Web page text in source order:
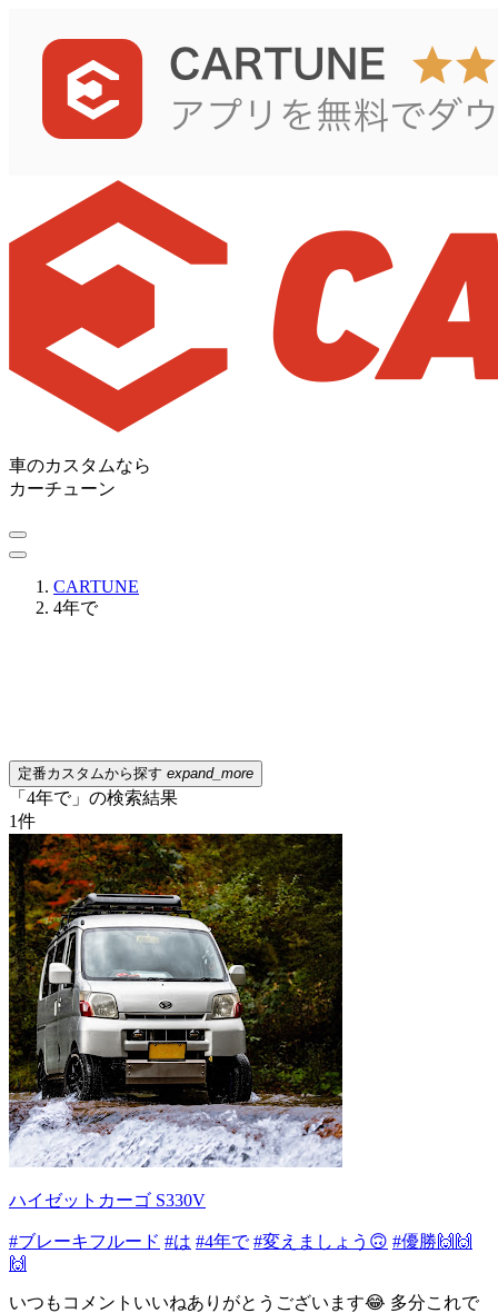
車のカスタムなら
カーチューン
CARTUNE
4年で
定番カスタムから探す expand_more
「4年で」の検索結果
1件
ハイゼットカーゴ S330V
#ブレーキフルード #は #4年で #変えましょう🙃 #優勝🙌🙌
🙌
いつもコメントいいねありがとうございます😂 多分これで